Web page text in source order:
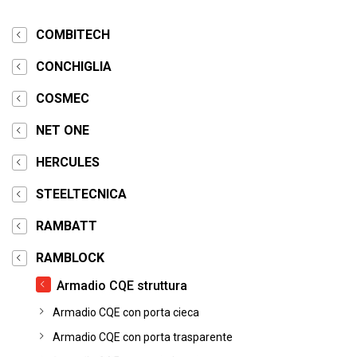
COMBITECH
CONCHIGLIA
COSMEC
NET ONE
HERCULES
STEELTECNICA
RAMBATT
RAMBLOCK
Armadio CQE struttura
Armadio CQE con porta cieca
Armadio CQE con porta trasparente